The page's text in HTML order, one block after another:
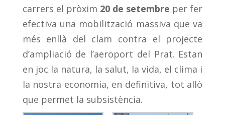
carrers el pròxim 20 de setembre per fer
efectiva una mobilització massiva que va
més enllà del clam contra el projecte
d’ampliació de l’aeroport del Prat. Estan
en joc la natura, la salut, la vida, el clima i
la nostra economia, en definitiva, tot allò
que permet la subsistència.